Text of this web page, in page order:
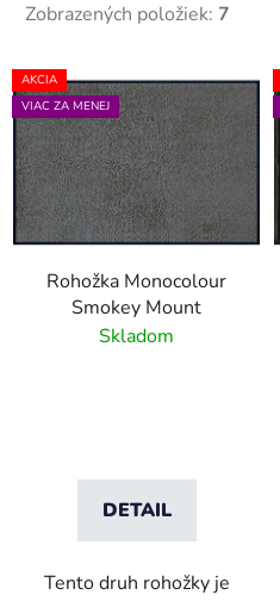
Zobrazených položiek: 7
V
ý
p
i
s
p
r
AKCIA
VIAC ZA MENEJ
Rohožka Monocolour
Smokey Mount
Skladom
DETAIL
Tento druh rohožky je